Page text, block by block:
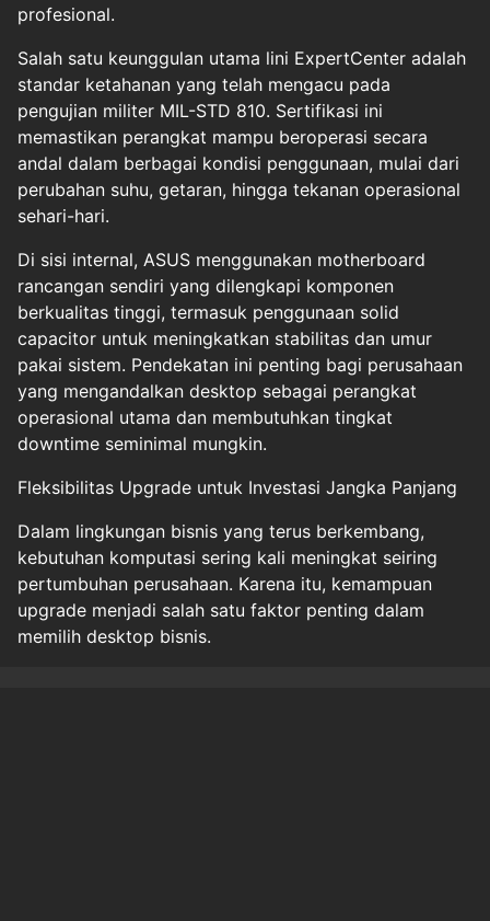
profesional.
Salah satu keunggulan utama lini ExpertCenter adalah
standar ketahanan yang telah mengacu pada
pengujian militer MIL-STD 810. Sertifikasi ini
memastikan perangkat mampu beroperasi secara
andal dalam berbagai kondisi penggunaan, mulai dari
perubahan suhu, getaran, hingga tekanan operasional
sehari-hari.
Di sisi internal, ASUS menggunakan motherboard
rancangan sendiri yang dilengkapi komponen
berkualitas tinggi, termasuk penggunaan solid
capacitor untuk meningkatkan stabilitas dan umur
pakai sistem. Pendekatan ini penting bagi perusahaan
yang mengandalkan desktop sebagai perangkat
operasional utama dan membutuhkan tingkat
downtime seminimal mungkin.
Fleksibilitas Upgrade untuk Investasi Jangka Panjang
Dalam lingkungan bisnis yang terus berkembang,
kebutuhan komputasi sering kali meningkat seiring
pertumbuhan perusahaan. Karena itu, kemampuan
upgrade menjadi salah satu faktor penting dalam
memilih desktop bisnis.